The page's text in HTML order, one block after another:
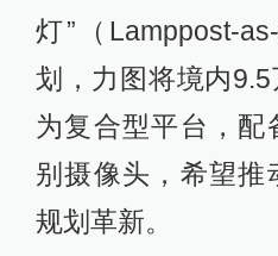
灯”（Lamppost-
划，力图将境内
为复合型平台，配
别摄像头，希望推
规划革新。